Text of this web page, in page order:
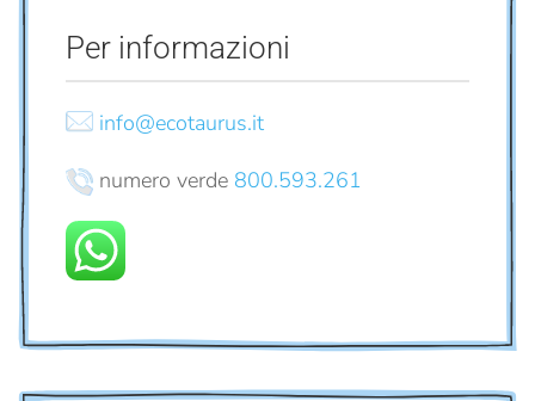
Per informazioni
info@ecotaurus.it
numero verde 800.593.261